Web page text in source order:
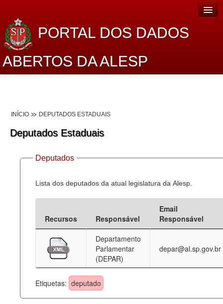
PORTAL DOS DADOS
ABERTOS DA ALESP
Lei de Acesso à Informação
Dados Governamentais Abertos
Planejamento
Catálogo de dados
Processo Legislativo
Deputados Estaduais
Administração
Legislação
Agenda
INÍCIO DEPUTADOS ESTADUAIS
Deputados Estaduais
Deputados
Lista dos deputados da atual legislatura da Alesp.
Recursos Responsável
Email
Responsável
Departamento
Parlamentar
(DEPAR)
depar@al.sp.gov.br
Etiquetas: deputado